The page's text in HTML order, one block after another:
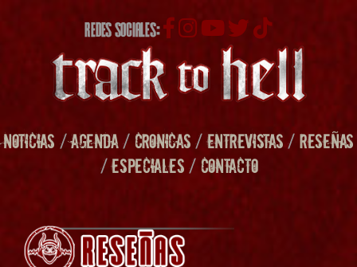
REDES SOCIALES:
NOTICIAS /AGENDA/ CRONICAS/ENTREVISTAS/RESEÑAS
/ESPECIALES/ CONTACTO